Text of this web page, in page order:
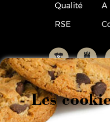
Qualité
RSE
A
Les